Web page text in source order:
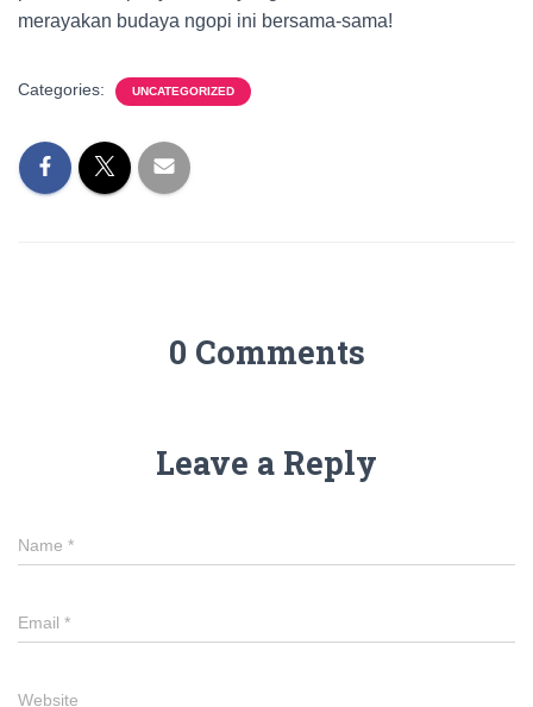
merayakan budaya ngopi ini bersama-sama!
Categories: UNCATEGORIZED
0 Comments
Leave a Reply
Name *
Email *
Website